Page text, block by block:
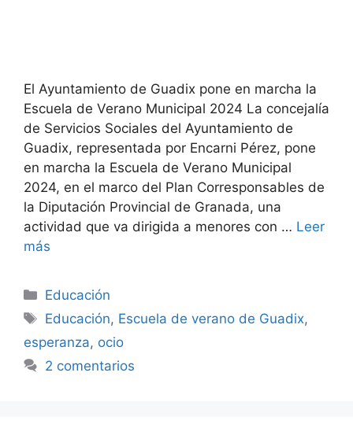
El Ayuntamiento de Guadix pone en marcha la
Escuela de Verano Municipal 2024 La concejalía
de Servicios Sociales del Ayuntamiento de
Guadix, representada por Encarni Pérez, pone
en marcha la Escuela de Verano Municipal
2024, en el marco del Plan Corresponsables de
la Diputación Provincial de Granada, una
actividad que va dirigida a menores con … Leer
más
Categorías
Educación
Etiquetas
Educación, Escuela de verano de Guadix,
esperanza, ocio
2 comentarios